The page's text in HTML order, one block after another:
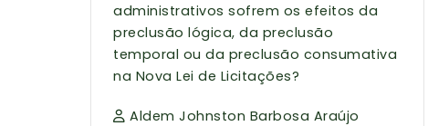
administrativos sofrem os efeitos da
preclusão lógica, da preclusão
temporal ou da preclusão consumativa
na Nova Lei de Licitações?
Aldem Johnston Barbosa Araújo